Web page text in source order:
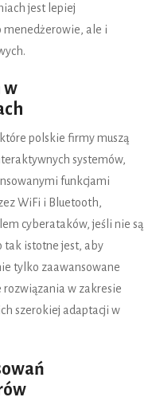
jest lepiej
menedżerowie, ale i
w
polskie firmy muszą
systemów,
funkcjami
WiFi i Bluetooth,
cyberataków, jeśli nie są
tak istotne jest, aby
tylko zaawansowane
w zakresie
szerokiej adaptacji w